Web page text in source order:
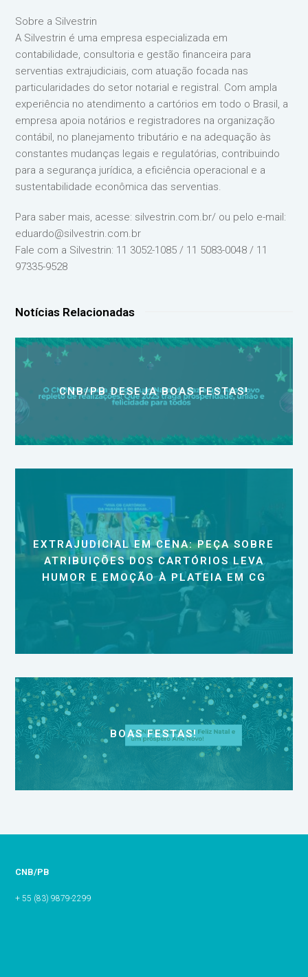
Sobre a Silvestrin
A Silvestrin é uma empresa especializada em
contabilidade, consultoria e gestão financeira para
serventias extrajudiciais, com atuação focada nas
particularidades do setor notarial e registral. Com ampla
experiência no atendimento a cartórios em todo o Brasil, a
empresa apoia notários e registradores na organização
contábil, no planejamento tributário e na adequação às
constantes mudanças legais e regulatórias, contribuindo
para a segurança jurídica, a eficiência operacional e a
sustentabilidade econômica das serventias.
Para saber mais, acesse: silvestrin.com.br/ ou pelo e-mail:
eduardo@silvestrin.com.br
Fale com a Silvestrin: 11 3052-1085 / 11 5083-0048 / 11
97335-9528
Notícias Relacionadas
CNB/PB DESEJA BOAS FESTAS!
EXTRAJUDICIAL EM CENA: PEÇA SOBRE
ATRIBUIÇÕES DOS CARTÓRIOS LEVA
HUMOR E EMOÇÃO À PLATEIA EM CG
BOAS FESTAS!
CNB/PB
+ 55 (83) 9879-2299